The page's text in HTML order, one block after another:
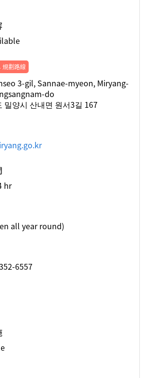
規劃路線
3-gil, Sannae-myeon, Miryang-
do
밀양시 산내면 원서3길 167
hr
all year round)
6557